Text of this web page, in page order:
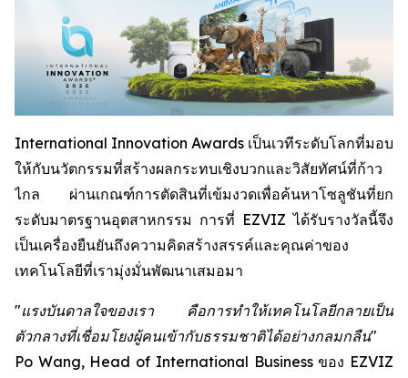
International Innovation Awards เป็นเวทีระดับโลกที่มอบ
ให้กับนวัตกรรมที่สร้างผลกระทบเชิงบวกและวิสัยทัศน์ที่ก้าว
ไกล ผ่านเกณฑ์การตัดสินที่เข้มงวดเพื่อค้นหาโซลูชันที่ยก
ระดับมาตรฐานอุตสาหกรรม การที่ EZVIZ ได้รับรางวัลนี้จึง
เป็นเครื่องยืนยันถึงความคิดสร้างสรรค์และคุณค่าของ
เทคโนโลยีที่เรามุ่งมั่นพัฒนาเสมอมา
"แรงบันดาลใจของเรา คือการทำให้เทคโนโลยีกลายเป็น
ตัวกลางที่เชื่อมโยงผู้คนเข้ากับธรรมชาติได้อย่างกลมกลืน"
Po Wang, Head of International Business ของ EZVIZ